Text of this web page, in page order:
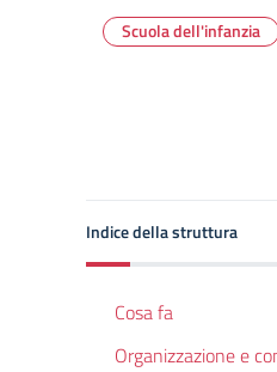
Scuola dell'infanzia
Indice della struttura
Cosa fa
Organizzazione e